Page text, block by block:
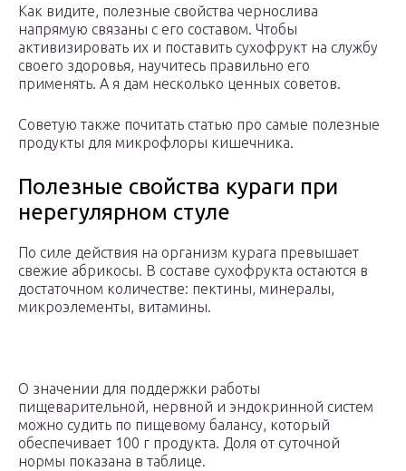
Как видите, полезные свойства чернослива
напрямую связаны с его составом. Чтобы
активизировать их и поставить сухофрукт на службу
своего здоровья, научитесь правильно его
применять. А я дам несколько ценных советов.
Советую также почитать статью про самые полезные
продукты для микрофлоры кишечника.
Полезные свойства кураги при
нерегулярном стуле
По силе действия на организм курага превышает
свежие абрикосы. В составе сухофрукта остаются в
достаточном количестве: пектины, минералы,
микроэлементы, витамины.
О значении для поддержки работы
пищеварительной, нервной и эндокринной систем
можно судить по пищевому балансу, который
обеспечивает 100 г продукта. Доля от суточной
нормы показана в таблице.